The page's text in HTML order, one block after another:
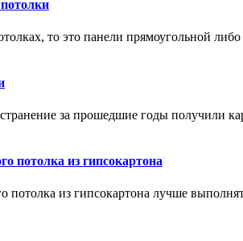
то это панели прямоугольной
за прошедшие годы получили
потолка из гипсокартона
из гипсокартона лучше